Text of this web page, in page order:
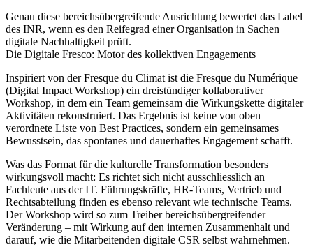
Genau diese bereichsübergreifende Ausrichtung bewertet das Label
des INR, wenn es den Reifegrad einer Organisation in Sachen
digitale Nachhaltigkeit prüft.
Die Digitale Fresco: Motor des kollektiven Engagements
Inspiriert von der Fresque du Climat ist die Fresque du Numérique
(Digital Impact Workshop) ein dreistündiger kollaborativer
Workshop, in dem ein Team gemeinsam die Wirkungskette digitaler
Aktivitäten rekonstruiert. Das Ergebnis ist keine von oben
verordnete Liste von Best Practices, sondern ein gemeinsames
Bewusstsein, das spontanes und dauerhaftes Engagement schafft.
Was das Format für die kulturelle Transformation besonders
wirkungsvoll macht: Es richtet sich nicht ausschliesslich an
Fachleute aus der IT. Führungskräfte, HR-Teams, Vertrieb und
Rechtsabteilung finden es ebenso relevant wie technische Teams.
Der Workshop wird so zum Treiber bereichsübergreifender
Veränderung – mit Wirkung auf den internen Zusammenhalt und
darauf, wie die Mitarbeitenden digitale CSR selbst wahrnehmen.